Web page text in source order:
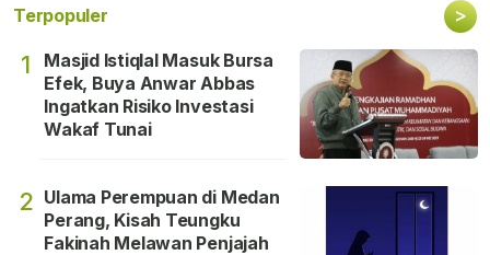
Terpopuler >
1
Masjid Istiqlal Masuk Bursa
Efek, Buya Anwar Abbas
Ingatkan Risiko Investasi
Wakaf Tunai
2 Ulama Perempuan di Medan
Perang, Kisah Teungku
Fakinah Melawan Penjajah